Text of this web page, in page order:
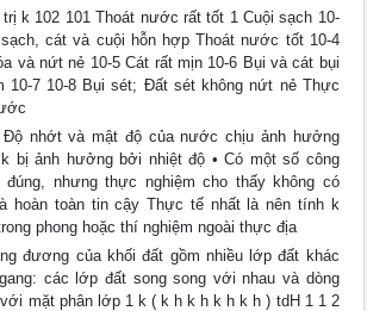
k 102 101 Thoát nước rất tốt 1 Cuội sạch 10-
cát và cuội hỗn hợp Thoát nước tốt 10-4
và nứt nẻ 10-5 Cát rất mịn 10-6 Bụi và cát bụi
10-7 10-8 Bụi sét; Đất sét không nứt nẻ Thực
Độ nhớt và mật độ của nước chịu ảnh hưởng
bị ảnh hưởng bởi nhiệt độ • Có một số công
nhưng thực nghiệm cho thấy không có
hoàn toàn tin cậy Thực tế nhất là nên tính k
phong hoặc thí nghiệm ngoài thực địa
đương của khối đất gồm nhiều lớp đất khác
các lớp đất song song với nhau và dòng
mặt phân lớp 1 k ( k h k h k h k h ) tdH 1 1 2